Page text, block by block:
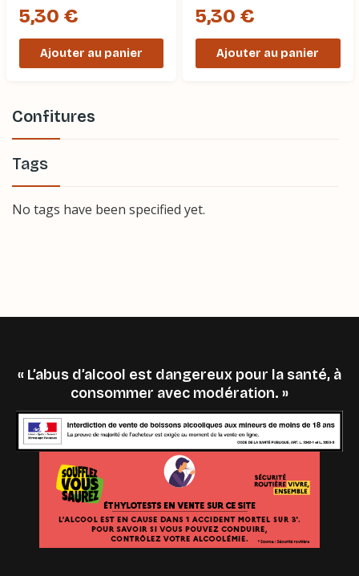
Confitures
Tags
No tags have been specified yet.
5,30 €
Ajouter au panier
5,30 €
Ajouter au panier
« L’abus d’alcool est dangereux pour la santé, à
consommer avec modération. »